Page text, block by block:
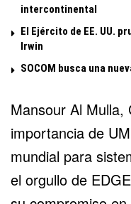
intercontinental
El Ejército de EE. UU.
Irwin
SOCOM busca una
Mansour Al Mulla,
importancia de
mundial para
el orgullo de